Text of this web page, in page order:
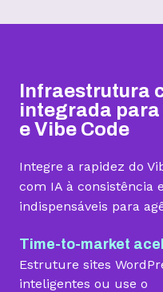
Contratar
Armazenamento
Quantidade de sites
1 site
Hospedagem
Infraestrutura
integrada para
e Vibe Code
Integre a rapidez do
com IA à consistência
indispensáveis para
Time-to-market
Estruture sites
inteligentes ou use o